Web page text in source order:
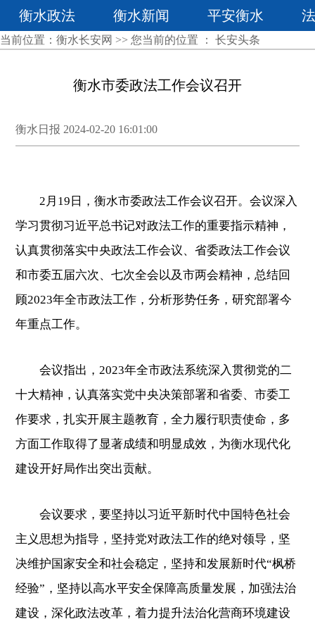
衡水政法 衡水新闻 平安衡水
当前位置： 衡水长安网 >> 您当前的位置 ： 长安头条
衡水市委政法工作会议召开
衡水日报 2024-02-20 16:01:00
2月19日，衡水市委政法工作会议召开。会议深入
学习贯彻习近平总书记对政法工作的重要指示精神，
认真贯彻落实中央政法工作会议、省委政法工作会议
和市委五届六次、七次全会以及市两会精神，总结回
顾2023年全市政法工作，分析形势任务，研究部署今
年重点工作。
会议指出，2023年全市政法系统深入贯彻党的二
十大精神，认真落实党中央决策部署和省委、市委工
作要求，扎实开展主题教育，全力履行职责使命，多
方面工作取得了显著成绩和明显成效，为衡水现代化
建设开好局作出突出贡献。
会议要求，要坚持以习近平新时代中国特色社会
主义思想为指导，坚持党对政法工作的绝对领导，坚
决维护国家安全和社会稳定，坚持和发展新时代“枫桥
经验”，坚持以高水平安全保障高质量发展，加强法治
建设，深化政法改革，着力提升法治化营商环境建设